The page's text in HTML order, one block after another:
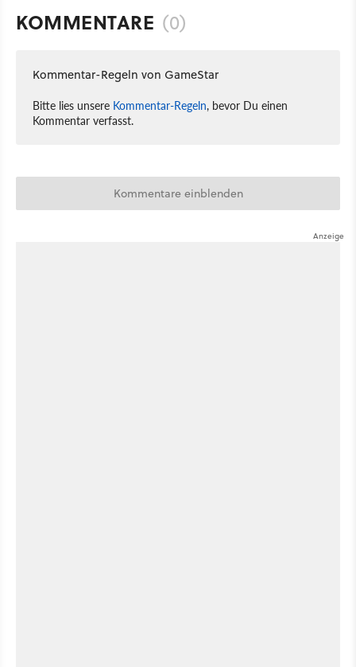
KOMMENTARE (0)
Kommentar-Regeln von GameStar
Bitte lies unsere Kommentar-Regeln, bevor Du einen
Kommentar verfasst.
Kommentare einblenden